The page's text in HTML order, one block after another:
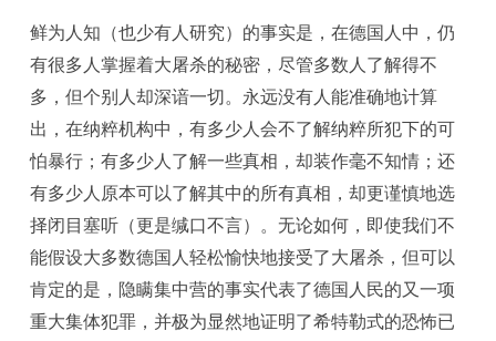
鲜为人知（也少有人研究）的事实是，在德国人中，仍
有很多人掌握着大屠杀的秘密，尽管多数人了解得不
多，但个别人却深谙一切。永远没有人能准确地计算
出，在纳粹机构中，有多少人会不了解纳粹所犯下的可
怕暴行；有多少人了解一些真相，却装作毫不知情；还
有多少人原本可以了解其中的所有真相，却更谨慎地选
择闭目塞听（更是缄口不言）。无论如何，即使我们不
能假设大多数德国人轻松愉快地接受了大屠杀，但可以
肯定的是，隐瞒集中营的事实代表了德国人民的又一项
重大集体犯罪，并极为显然地证明了希特勒式的恐怖已